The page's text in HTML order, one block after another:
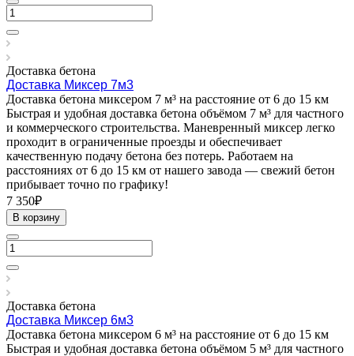
Доставка бетона
Доставка Миксер 7м3
Доставка бетона миксером 7 м³ на расстояние от 6 до 15 км
Быстрая и удобная доставка бетона объёмом 7 м³ для частного
и коммерческого строительства. Маневренный миксер легко
проходит в ограниченные проезды и обеспечивает
качественную подачу бетона без потерь. Работаем на
расстояниях от 6 до 15 км от нашего завода — свежий бетон
прибывает точно по графику!
7 350₽
В корзину
Доставка бетона
Доставка Миксер 6м3
Доставка бетона миксером 6 м³ на расстояние от 6 до 15 км
Быстрая и удобная доставка бетона объёмом 5 м³ для частного